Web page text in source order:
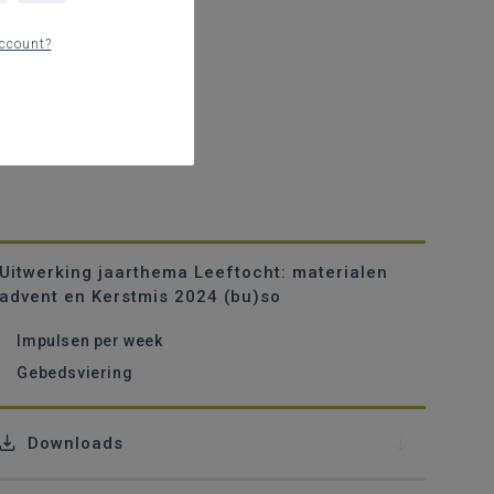
Uitwerking jaarthema Leeftocht: materialen
advent en Kerstmis 2024 (bu)so
Impulsen per week
Gebedsviering
Downloads